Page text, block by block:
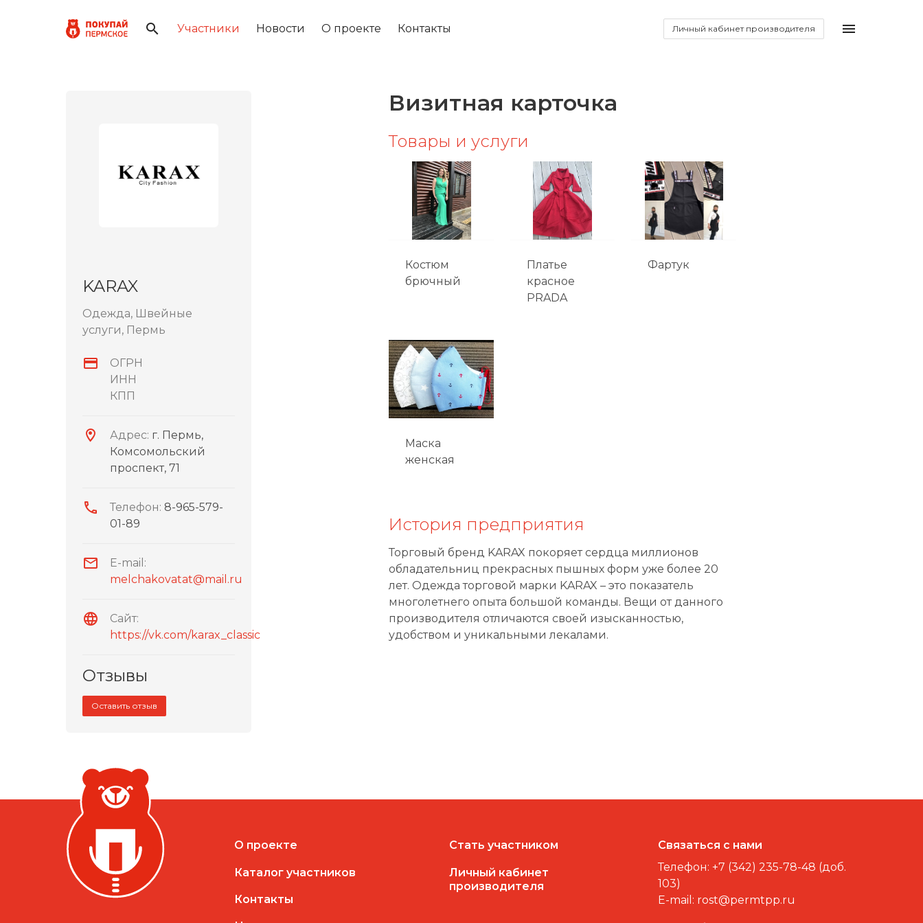
Участники Новости О проекте Контакты Личный кабинет производителя
KARAX
Одежда, Швейные
услуги, Пермь
ОГРН
ИНН
КПП
Адрес: г. Пермь,
Комсомольский
проспект, 71
Телефон: 8-965-579-
01-89
E-mail:
melchakovatat@mail.ru
Сайт:
https://vk.com/karax_classic
Отзывы
Оставить отзыв
Визитная карточка
Товары и услуги
Костюм
брючный
Платье
красное
PRADA
Фартук
Маска
женская
История предприятия
Торговый бренд KARAX покоряет сердца миллионов
обладательниц прекрасных пышных форм уже более 20
лет. Одежда торговой марки KARAX – это показатель
многолетнего опыта большой команды. Вещи от данного
производителя отличаются своей изысканностью,
удобством и уникальными лекалами.
О проекте
Каталог участников
Контакты
Стать участником
Личный кабинет
производителя
Связаться с нами
Телефон:+7 (342) 235-78-48 (доб.
103)
E-mail: rost@permtpp.ru